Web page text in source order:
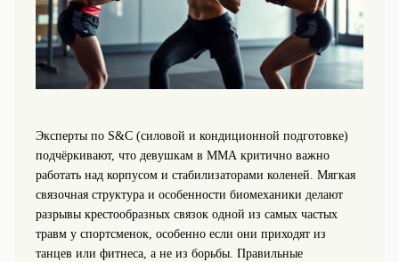
Эксперты по S&C (силовой и кондиционной подготовке)
подчёркивают, что девушкам в ММА критично важно
работать над корпусом и стабилизаторами коленей. Мягкая
связочная структура и особенности биомеханики делают
разрывы крестообразных связок одной из самых частых
травм у спортсменок, особенно если они приходят из
танцев или фитнеса, а не из борьбы. Правильные